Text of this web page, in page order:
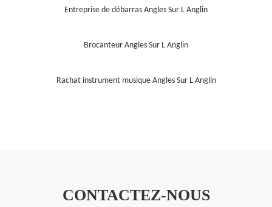
Entreprise de débarras Angles Sur L Anglin
Brocanteur Angles Sur L Anglin
Rachat instrument musique Angles Sur L Anglin
CONTACTEZ-NOUS